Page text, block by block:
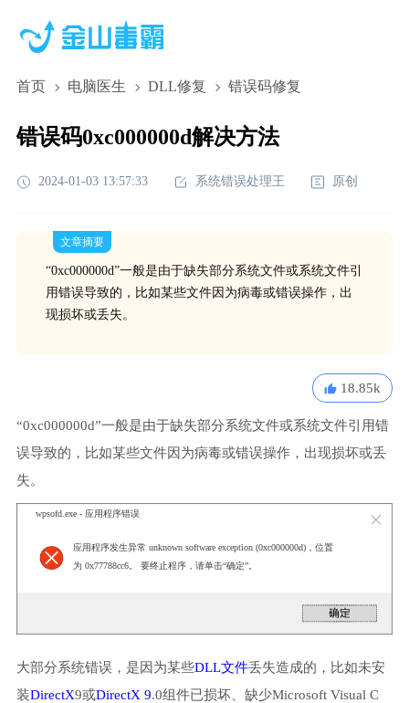
首页 电脑医生 DLL修复 错误码修复
错误码0xc000000d解决方法
2024-01-03 13:57:33 系统错误处理王 原创
文章摘要
“0xc000000d”一般是由于缺失部分系统文件或系统文件引
用错误导致的，比如某些文件因为病毒或错误操作，出
现损坏或丢失。
18.85k
“0xc000000d”一般是由于缺失部分系统文件或系统文件引用错
误导致的，比如某些文件因为病毒或错误操作，出现损坏或丢
失。
wpsofd.exe - 应用程序错误
应用程序发生异常 unknown software exception (0xc000000d)，位置
为 0x77788cc6。 要终止程序，请单击“确定”。
大部分系统错误，是因为某些DLL文件丢失造成的，比如未安
装DirectX9或DirectX 9.0组件已损坏、缺少Microsoft Visual C